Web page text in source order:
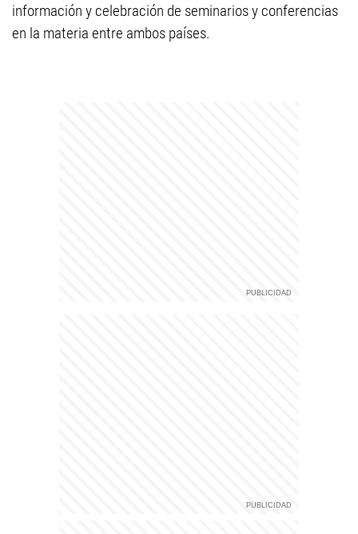
información y celebración de seminarios y conferencias
en la materia entre ambos países.